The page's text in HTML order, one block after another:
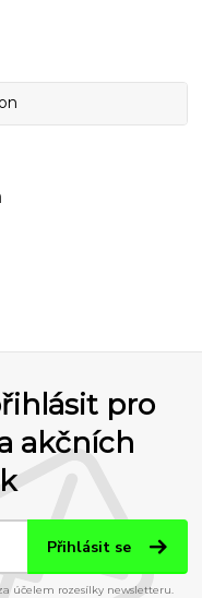
pro
akčních
Přihlásit se
účelem rozesílky newsletteru.